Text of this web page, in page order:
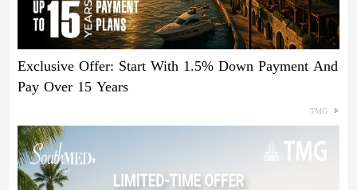
Exclusive Offer: Start With 1.5% Down Payment And
Pay Over 15 Years
TMG